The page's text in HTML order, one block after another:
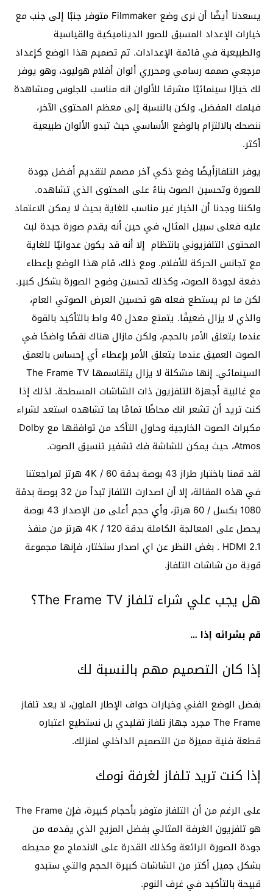
يسعدنا أيضًا أن نرى وضع Filmmaker متوفر جنبًا إلى جنب مع
خيارات الإعداد المسبق للصور الديناميكية والقياسية
والطبيعية في قائمة الإعدادات. تم تصميم هذا الوضع كإعداد
مرجعي صممه رسامي ومحرري ألوان أفلام هوليود، وهو يوفر
لك خيارًا سينمائيًا مشرقا للألوان انه مناسب للجلوس ومشاهدة
فيلمك المفضل. ولكن بالنسبة إلى معظم المحتوى الآخر،
ننصحك بالالتزام بالوضع الأساسي حيث تبدو الألوان طبيعية
أكثر.
يوفر التلفازأيضًا وضع ذكي آخر مصمم لتقديم أفضل جودة
للصورة وتحسين الصوت بناءً على المحتوى الذي تشاهده.
ولكننا وجدنا أن الخيار غير مناسب للغاية بحيث لا يمكن الاعتماد
عليه فعلى سبيل المثال، في حين أنه يقدم صورة جيدة لبث
المحتوى التلفزيوني بانتظام إلا أنه قد يكون عدوانيًا للغاية
مع تجانس الحركة للأفلام. ومع ذلك، قام هذا الوضع بإعطاء
دفعة لجودة الصوت، وكذلك تحسين وضوح الصورة بشكل كبير.
لكن ما لم يستطع فعله هو تحسين العرض الصوتي العام،
والذي لا يزال ضعيفًا. يتمتع معدل 40 واط بالتأكيد بالقوة
عندما يتعلق الأمر بالحجم، ولكن مازال هناك نقصًا واضحًا في
الصوت العميق عندما يتعلق الأمر بإعطاء أي إحساس بالعمق
السينمائي. إنها مشكلة لا يزال يتقاسمها The Frame TV
مع غالبية أجهزة التلفزيون ذات الشاشات المسطحة. لذلك إذا
كنت تريد أن تشعر انك محاطًا تمامًا بما تشاهده استعد لشراء
مكبرات الصوت الخارجية وحاول التأكد من توافقها مع Dolby
Atmos، حيث يمكن للشاشة فك تشفير تنسيق الصوت.
لقد قمنا باختبار طراز 43 بوصة بدقة 4K / 60 هرتز لمراجعتنا
في هذه المقالة، إلا أن اصدارت التلفاز تبدأ من 32 بوصة بدقة
1080 بكسل / 60 هرتز، وأي حجم أعلى من الإصدار 43 بوصة
يحصل على المعالجة الكاملة بدقة 4K / 120 هرتز من منفذ
HDMI 2.1 . بغض النظر عن اي اصدار ستختار، فإنها مجموعة
قوية من شاشات التلفاز.
هل يجب علي شراء تلفاز The Frame TV؟
قم بشرائه إذا …
إذا كان التصميم مهم بالنسبة لك
بفضل الوضع الفني وخيارات حواف الإطار الملون، لا يعد تلفاز
The Frame مجرد جهاز تلفاز تقليدي بل نستطيع اعتباره
قطعة فنية مميزة من التصميم الداخلي لمنزلك.
إذا كنت تريد تلفاز لغرفة نومك
على الرغم من أن التلفاز متوفر بأحجام كبيرة، فإن The Frame
هو تلفزيون الغرفة المثالي بفضل المزيج الذي يقدمه من
جودة الصورة الرائعة وكذلك القدرة على الاندماج مع محيطه
بشكل جميل أكتر من الشاشات كبيرة الحجم والتي ستبدو
قبيحة بالتأكيد في غرف النوم.